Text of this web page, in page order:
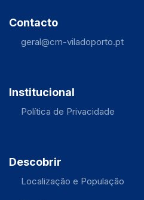
Contacto
geral@cm-viladoporto.pt
Institucional
Política de Privacidade
Descobrir
Localização e População